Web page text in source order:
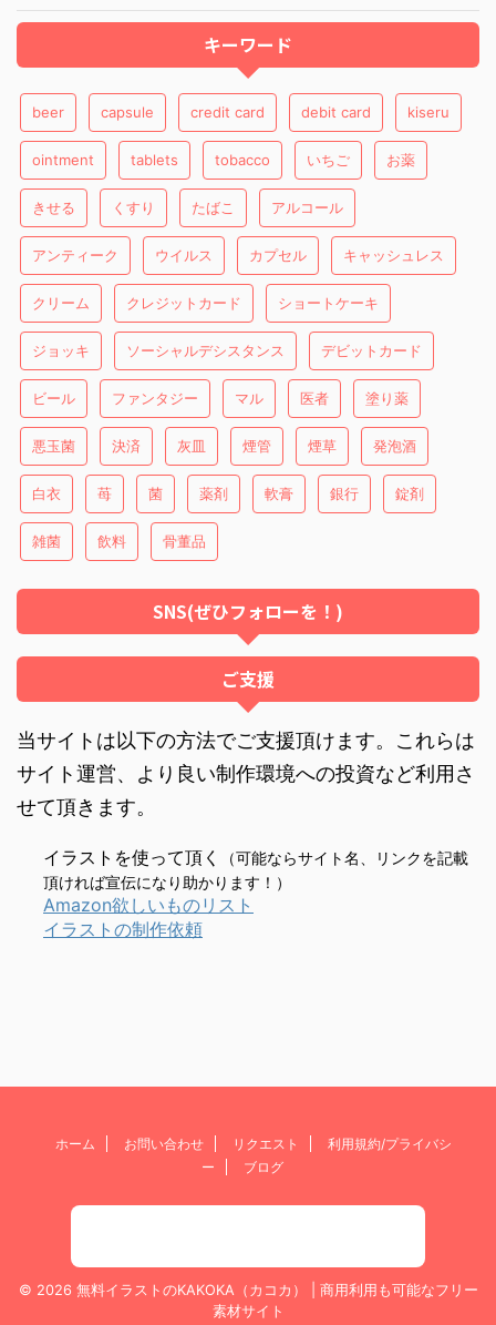
キーワード
beer capsule credit card debit card kiseru
ointment tablets tobacco いちご お薬
きせる くすり たばこ アルコール
アンティーク ウイルス カプセル キャッシュレス
クリーム クレジットカード ショートケーキ
ジョッキ ソーシャルデシスタンス デビットカード
ビール ファンタジー マル 医者 塗り薬
悪玉菌 決済 灰皿 煙管 煙草 発泡酒
白衣 苺 菌 薬剤 軟膏 銀行 錠剤
雑菌 飲料 骨董品
SNS(ぜひフォローを！)
ご支援
当サイトは以下の方法でご支援頂けます。これらは
サイト運営、より良い制作環境への投資など利用さ
せて頂きます。
イラストを使って頂く
（可能ならサイト名、リンクを記載
頂ければ宣伝になり助かります！）
Amazon欲しいものリスト
イラストの制作依頼
ホーム お問い合わせ リクエスト
利用規約/プライバシ
ー
ブログ
© 2026 無料イラストのKAKOKA（カコカ） | 商用利用も可能なフリー
素材サイト